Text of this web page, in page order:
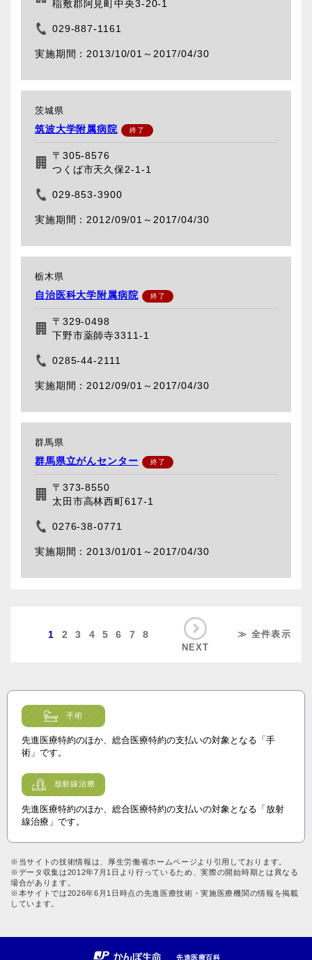
稲敷郡阿見町中央3-20-1
029-887-1161
2013/10/01～ 2017/04/30
茨城県
筑波大学附属病院
〒305-8576
つくば市天久保2-1-1
029-853-3900
2012/09/01～ 2017/04/30
栃木県
自治医科大学附属病院
〒329-0498
下野市薬師寺3311-1
0285-44-2111
2012/09/01～ 2017/04/30
群馬県
群馬県立がんセンター
〒373-8550
太田市高林西町617-1
0276-38-0771
2013/01/01～ 2017/04/30
1 2 3 4 5 6 7 8
NEXT
≫ 全件表示
手術
先進医療特約のほか、総合医療特約の支払いの対象となる「手
術」です。
放射線治療
先進医療特約のほか、総合医療特約の支払いの対象となる「放射
線治療」です。
※当サイトの技術情報は、厚生労働省ホームページより引用しております。
※データ収集は2012年7月1日より行っているため、実際の開始時期とは異なる
場合があります。
※本サイトでは2026年6月1日時点の先進医療技術・実施医療機関の情報を掲載
しています。
先進医療百科